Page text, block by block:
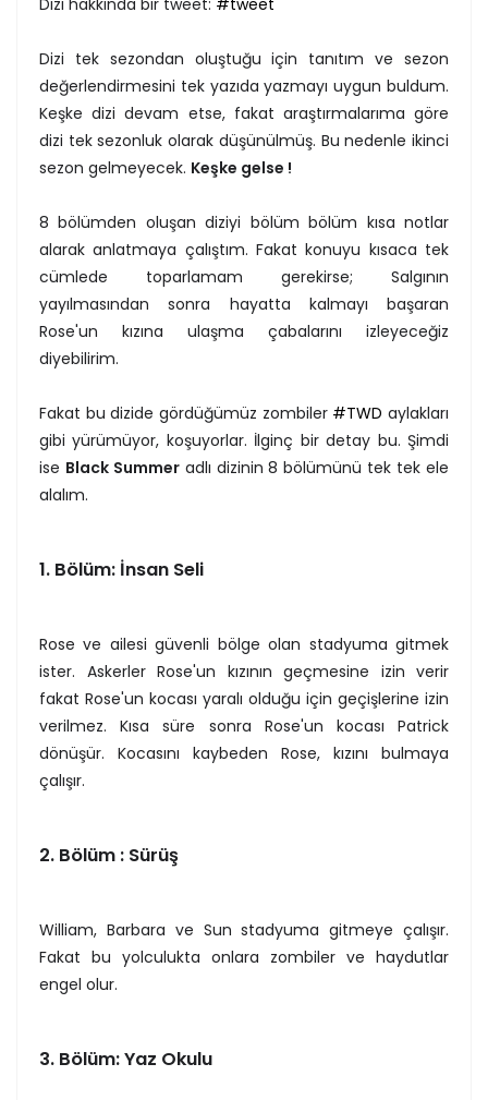
Dizi hakkında bir tweet: #tweet
Dizi tek sezondan oluştuğu için tanıtım ve sezon
değerlendirmesini tek yazıda yazmayı uygun buldum.
Keşke dizi devam etse, fakat araştırmalarıma göre
dizi tek sezonluk olarak düşünülmüş. Bu nedenle ikinci
sezon gelmeyecek. Keşke gelse !
8 bölümden oluşan diziyi bölüm bölüm kısa notlar
alarak anlatmaya çalıştım. Fakat konuyu kısaca tek
cümlede toparlamam gerekirse; Salgının
yayılmasından sonra hayatta kalmayı başaran
Rose'un kızına ulaşma çabalarını izleyeceğiz
diyebilirim.
Fakat bu dizide gördüğümüz zombiler #TWD aylakları
gibi yürümüyor, koşuyorlar. İlginç bir detay bu. Şimdi
ise Black Summeradlı dizinin 8 bölümünü tek tek ele
alalım.
1. Bölüm: İnsan Seli
Rose ve ailesi güvenli bölge olan stadyuma gitmek
ister. Askerler Rose'un kızının geçmesine izin verir
fakat Rose'un kocası yaralı olduğu için geçişlerine izin
verilmez. Kısa süre sonra Rose'un kocası Patrick
dönüşür. Kocasını kaybeden Rose, kızını bulmaya
çalışır.
2. Bölüm : Sürüş
William, Barbara ve Sun stadyuma gitmeye çalışır.
Fakat bu yolculukta onlara zombiler ve haydutlar
engel olur.
3. Bölüm: Yaz Okulu